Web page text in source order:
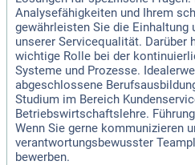
Analysefähigkeiten und Ihrem
gewährleisten Sie die Einhaltung
unserer Servicequalität. Darüber
wichtige Rolle bei der
Systeme und Prozesse.
abgeschlossene
Studium im Bereich
Betriebswirtschaftslehre.
Wenn Sie gerne kommunizieren
verantwortungsbewusster
bewerben.